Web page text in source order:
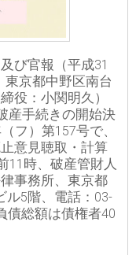
び官報（平成31
東京都中野区南台
役：小関明久）
産手続きの開始決
フ）第157号で、
意見聴取・計算
11時、破産管財人
事務所、東京都
ル5階、電話：03-
債総額は債権者40